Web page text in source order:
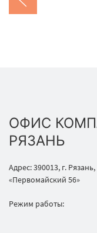
ОФИС
РЯЗАНЬ
Адрес: 390013, г.
«Первомайский 56»
Режим работы: